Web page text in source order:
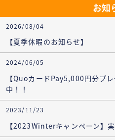
お知
2026/08/04
【夏季休暇のお知らせ】
2024/06/05
【QuoカードPay5,000円分プ
中！！
2023/11/23
【2023Winterキャンペーン】実